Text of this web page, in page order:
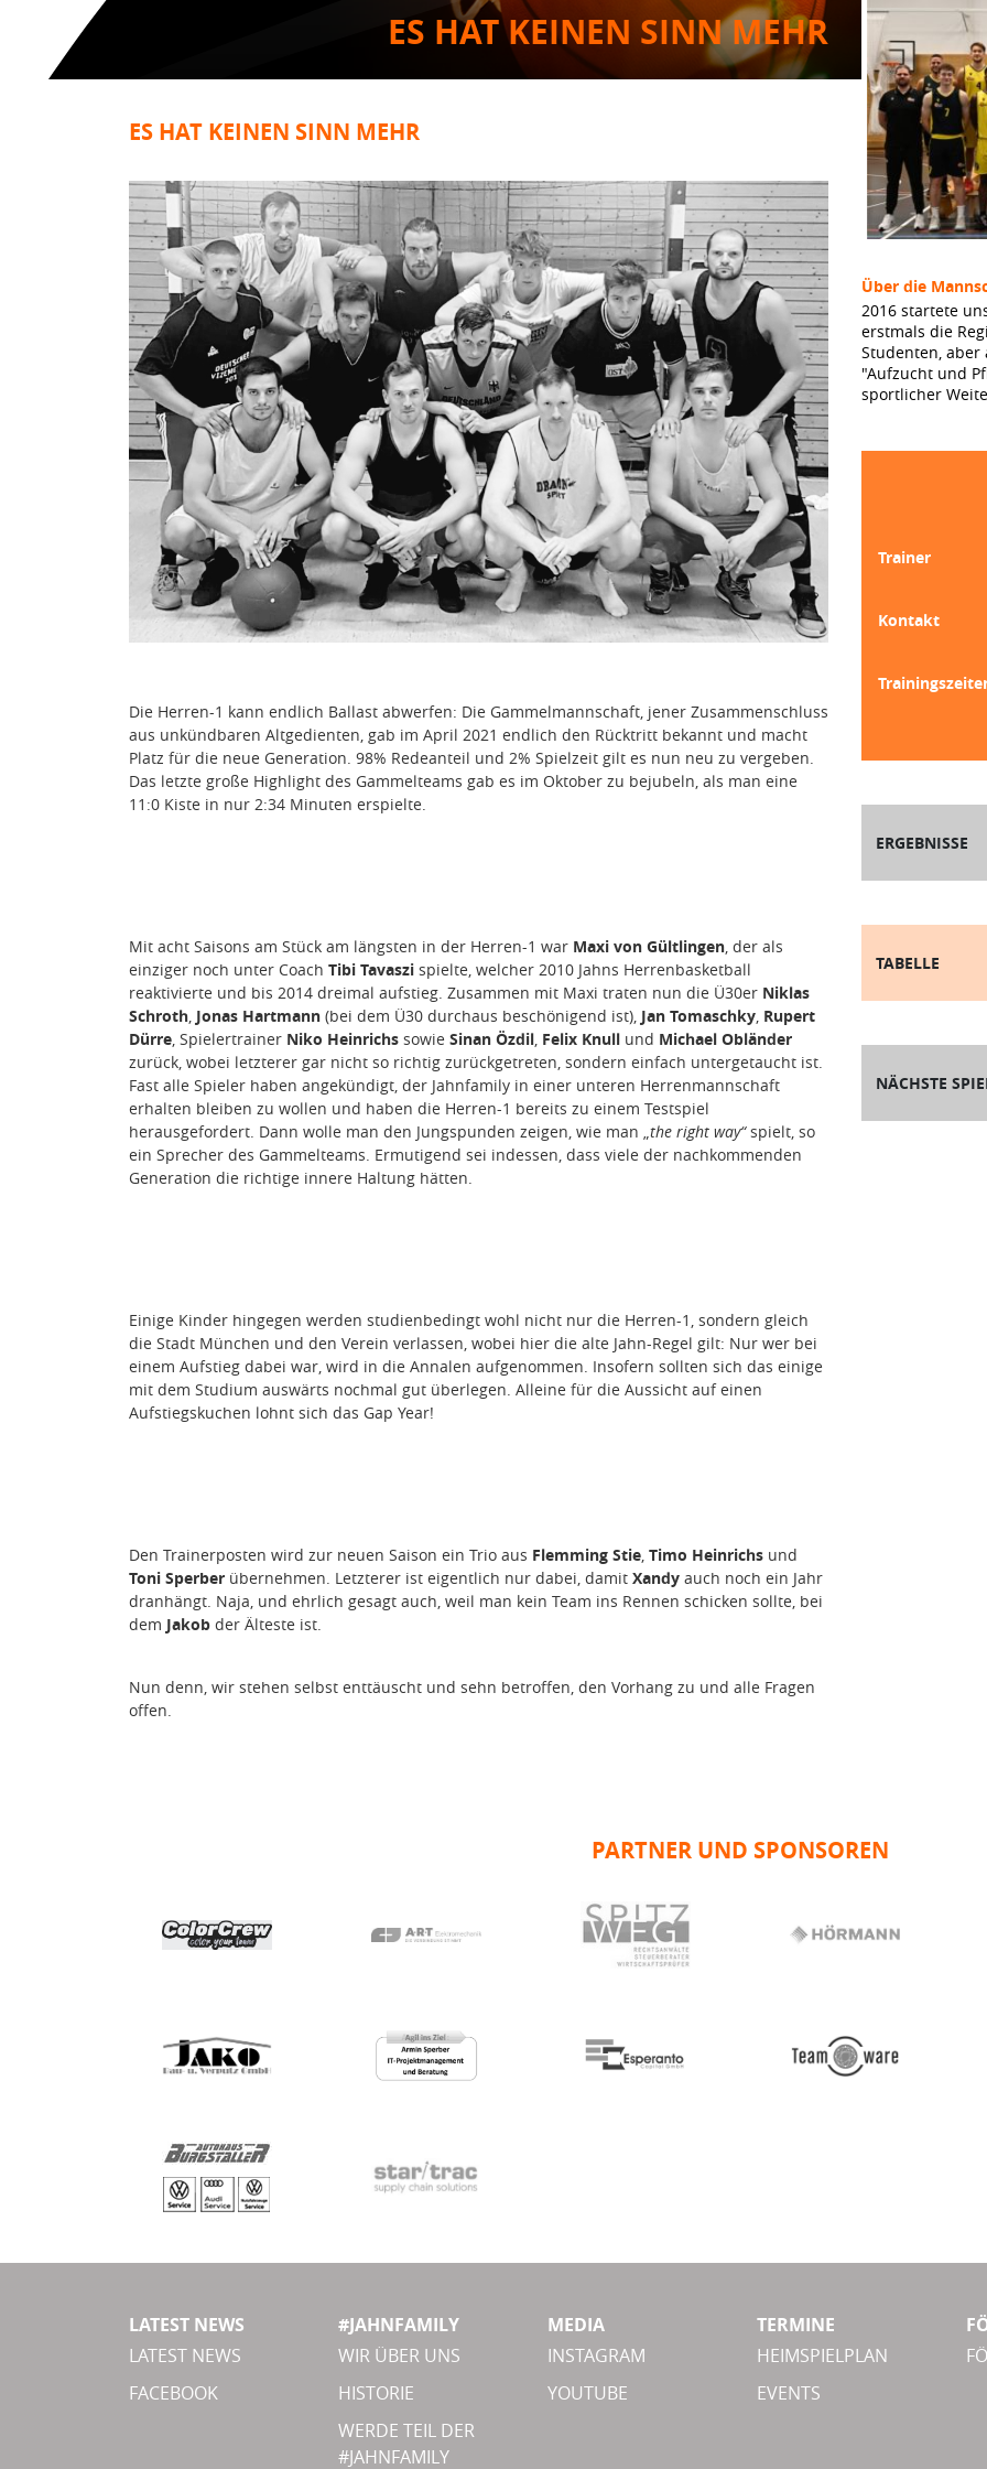
ES HAT KEINEN SINN MEHR
ES HAT KEINEN SINN MEHR
Die Herren-1 kann endlich Ballast abwerfen: Die Gammelmannschaft, jener Zusammenschluss
aus unkündbaren Altgedienten, gab im April 2021 endlich den Rücktritt bekannt und macht
Platz für die neue Generation. 98% Redeanteil und 2% Spielzeit gilt es nun neu zu vergeben.
Das letzte große Highlight des Gammelteams gab es im Oktober zu bejubeln, als man eine
11:0 Kiste in nur 2:34 Minuten erspielte.
Mit acht Saisons am Stück am längsten in der Herren-1 war Maxi von Gültlingen , der als
einziger noch unter Coach Tibi Tavaszi spielte, welcher 2010 Jahns Herrenbasketball
reaktivierte und bis 2014 dreimal aufstieg. Zusammen mit Maxi traten nun die Ü30er Niklas
Schroth Jonas Hartmann (bei dem Ü30 durchaus beschönigend ist), Jan Tomaschky Rupert
Dürre , Spielertrainer Niko Heinrichs sowie Sinan Özdil Felix Knull und Michael Obländer
zurück, wobei letzterer gar nicht so richtig zurückgetreten, sondern einfach untergetaucht ist.
Fast alle Spieler haben angekündigt, der Jahnfamily in einer unteren Herrenmannschaft
erhalten bleiben zu wollen und haben die Herren-1 bereits zu einem Testspiel
herausgefordert. Dann wolle man den Jungspunden zeigen, wie man „ the right way“spielt, so
ein Sprecher des Gammelteams. Ermutigend sei indessen, dass viele der nachkommenden
Generation die richtige innere Haltung hätten.
Einige Kinder hingegen werden studienbedingt wohl nicht nur die Herren-1, sondern gleich
die Stadt München und den Verein verlassen, wobei hier die alte Jahn-Regel gilt: Nur wer bei
einem Aufstieg dabei war, wird in die Annalen aufgenommen. Insofern sollten sich das einige
mit dem Studium auswärts nochmal gut überlegen. Alleine für die Aussicht auf einen
Aufstiegskuchen lohnt sich das Gap Year!
Den Trainerposten wird zur neuen Saison ein Trio aus Flemming Stie Timo Heinrichs und
Toni Sperber übernehmen. Letzterer ist eigentlich nur dabei, damit Xandy auch noch ein Jahr
dranhängt. Naja, und ehrlich gesagt auch, weil man kein Team ins Rennen schicken sollte, bei
dem Jakob der Älteste ist.
Nun denn, wir stehen selbst enttäuscht und sehn betroffen, den Vorhang zu und alle Fragen
offen.
Über die
2016 startete
erstmals die
Studenten, aber
"Aufzucht und
sportlicher
Trainer
Kontakt
ERGEBNISSE
TABELLE
NÄCHSTE
PARTNER UND SPONSOREN
LATEST NEWS
LATEST NEWS
FACEBOOK
#JAHNFAMILY
WIR ÜBER UNS
HISTORIE
WERDE TEIL DER
#JAHNFAMILY
MEDIA
INSTAGRAM
YOUTUBE
TERMINE
HEIMSPIELPLAN
EVENTS